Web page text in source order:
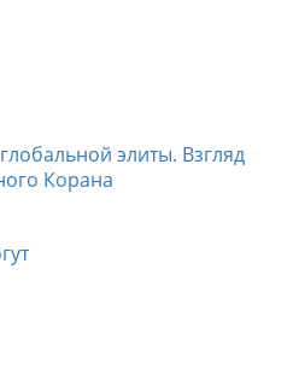
элиты. Взгляд
Корана